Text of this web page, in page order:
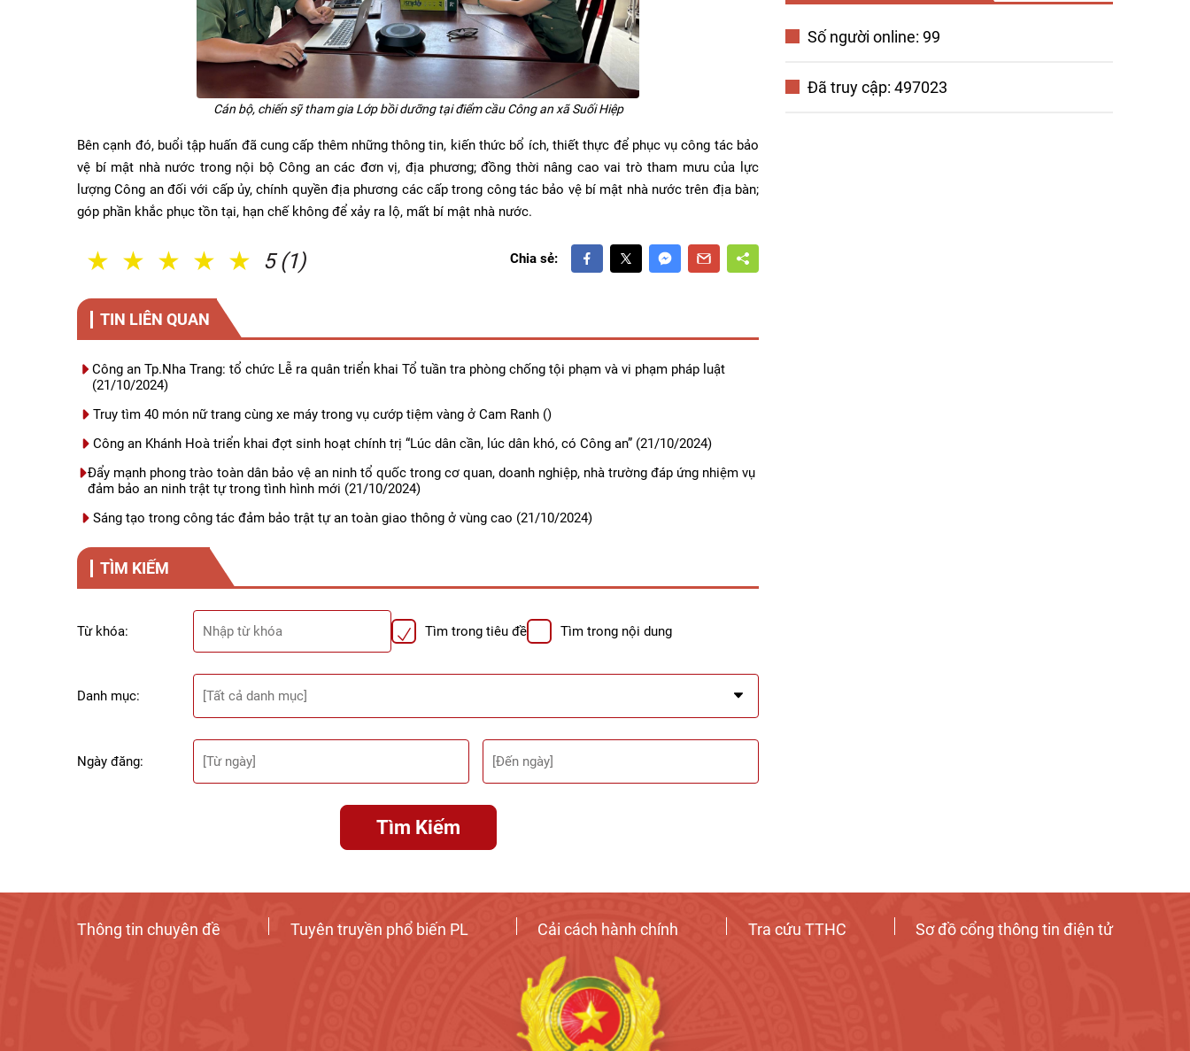
Cán bộ, chiến sỹ tham gia Lớp bồi dưỡng tại điểm cầu Công an xã Suối Hiệp
Bên cạnh đó, buổi tập huấn đã cung cấp thêm những thông tin, kiến thức bổ ích, thiết thực để phục vụ công tác bảo
vệ bí mật nhà nước trong nội bộ Công an các đơn vị, địa phương; đồng thời nâng cao vai trò tham mưu của lực
lượng Công an đối với cấp ủy, chính quyền địa phương các cấp trong công tác bảo vệ bí mật nhà nước trên địa bàn;
góp phần khắc phục tồn tại, hạn chế không để xảy ra lộ, mất bí mật nhà nước.
5 (1)
5 Sao
4 Sao
3 Sao
2 Sao
1 Sao Chia sẻ:
TIN LIÊN QUAN
Công an Tp.Nha Trang: tổ chức Lễ ra quân triển khai Tổ tuần tra phòng chống tội phạm và vi phạm pháp luật
(21/10/2024)
Truy tìm 40 món nữ trang cùng xe máy trong vụ cướp tiệm vàng ở Cam Ranh ()
Công an Khánh Hoà triển khai đợt sinh hoạt chính trị “Lúc dân cần, lúc dân khó, có Công an” (21/10/2024)
Đẩy mạnh phong trào toàn dân bảo vệ an ninh tổ quốc trong cơ quan, doanh nghiệp, nhà trường đáp ứng nhiệm vụ
đảm bảo an ninh trật tự trong tình hình mới (21/10/2024)
Sáng tạo trong công tác đảm bảo trật tự an toàn giao thông ở vùng cao (21/10/2024)
TÌM KIẾM
Từ khóa: Tìm trong tiêu đề Tìm trong nội dung
Danh mục:
Ngày đăng:
Tìm Kiếm
Số người online: 99
Đã truy cập: 497023
Thông tin chuyên đề Tuyên truyền phổ biến PL Cải cách hành chính Tra cứu TTHC
Sơ đồ cổng thông tin điện tử